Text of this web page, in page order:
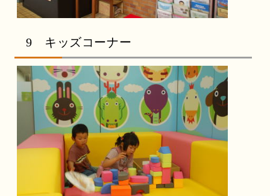
9 キッズコーナー